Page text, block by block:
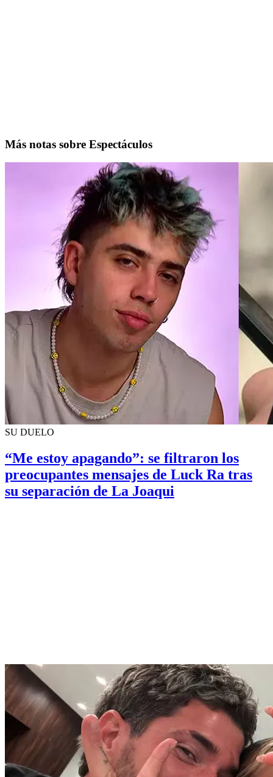
Más notas sobre Espectáculos
SU DUELO
“Me estoy apagando”: se filtraron los
preocupantes mensajes de Luck Ra tras
su separación de La Joaqui